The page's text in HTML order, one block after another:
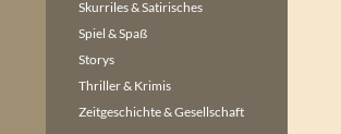
Skurriles & Satirisches
Spiel & Spaß
Storys
Thriller & Krimis
Zeitgeschichte & Gesellschaft